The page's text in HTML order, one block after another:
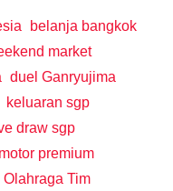
belanja bangkok
market
duel Ganryujima
keluaran sgp
draw sgp
motor premium
Olahraga Tim